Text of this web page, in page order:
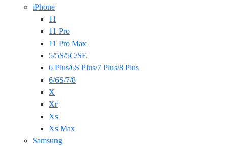
iPhone
11
11 Pro
11 Pro Max
5/5S/5C/SE
6 Plus/6S Plus/7 Plus/8 Plus
6/6S/7/8
X
Xr
Xs
Xs Max
Samsung